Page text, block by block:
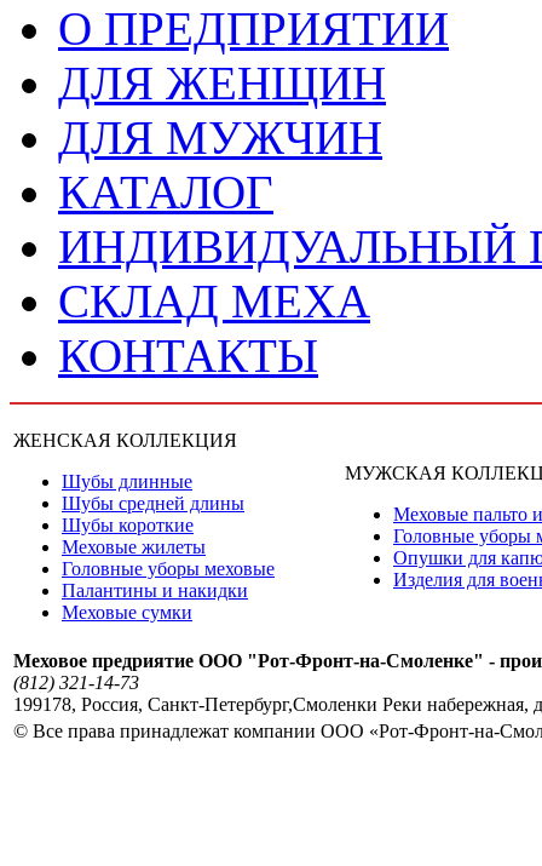
О ПРЕДПРИЯТИИ
ДЛЯ ЖЕНЩИН
ДЛЯ МУЖЧИН
КАТАЛОГ
ИНДИВИДУАЛЬНЫЙ
СКЛАД МЕХА
КОНТАКТЫ
ЖЕНСКАЯ КОЛЛЕКЦИЯ
Шубы длинные
Шубы средней длины
Шубы короткие
Меховые жилеты
Головные уборы меховые
Палантины и накидки
Меховые сумки
МУЖСКАЯ
Меховые пальто
Головные уборы
Опушки для
Изделия для
Меховое предриятие ООО "Рот-Фронт-на-Смоленке" -
(812) 321-14-73
199178, Россия, Санкт-Петербург,Смоленки Реки набережная,
© Все права принадлежат компании ООО «Рот-Фронт-на-